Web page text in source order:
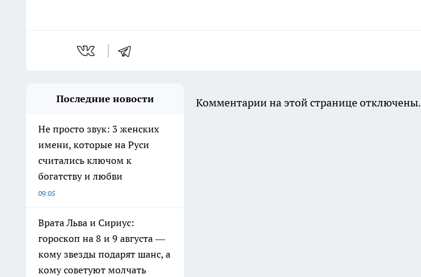
Последние новости
Не просто звук: 3 женских
имени, которые на Руси
считались ключом к
богатству и любви
09:05
Врата Льва и Сириус:
гороскоп на 8 и 9 августа —
кому звезды подарят шанс, а
кому советуют молчать
Комментарии на этой странице отключены.